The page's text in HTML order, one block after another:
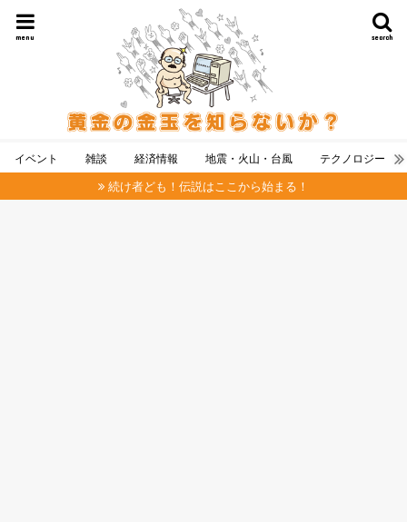
search
menu
イベント 雑談 経済情報 地震・火山・台風 テクノロジー
続け者ども！伝説はここから始まる！